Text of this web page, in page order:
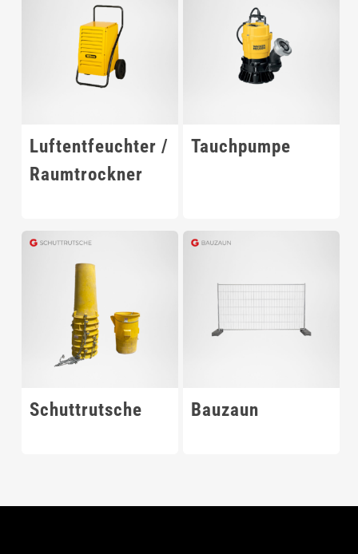
Luftentfeuchter /
Raumtrockner
Tauchpumpe
Schuttrutsche Bauzaun